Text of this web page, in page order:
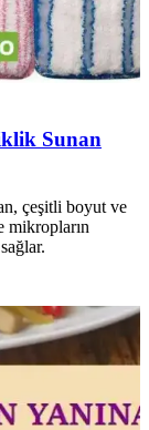
Sunan
çeşitli boyut ve
mikropların